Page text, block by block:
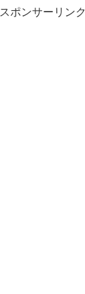
スポンサーリンク